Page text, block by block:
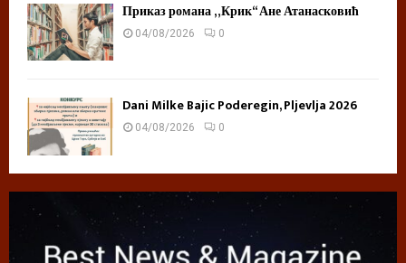
Приказ романа „Крик“ Ане Атанасковић
04/08/2026 0
Dani Milke Bajic Poderegin, Pljevlja 2026
04/08/2026 0